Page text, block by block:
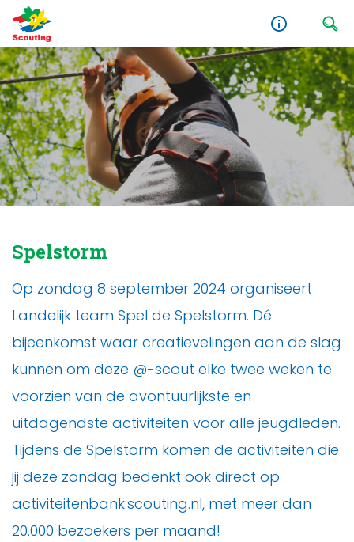
Spelstorm
Op zondag 8 september 2024 organiseert
Landelijk team Spel de Spelstorm. Dé
bijeenkomst waar creatievelingen aan de slag
kunnen om deze @-scout elke twee weken te
voorzien van de avontuurlijkste en
uitdagendste activiteiten voor alle jeugdleden.
Tijdens de Spelstorm komen de activiteiten die
jij deze zondag bedenkt ook direct op
activiteitenbank.scouting.nl, met meer dan
20.000 bezoekers per maand!